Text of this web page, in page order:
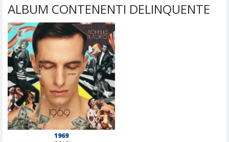
ALBUM CONTENENTI DELINQUENTE
1969